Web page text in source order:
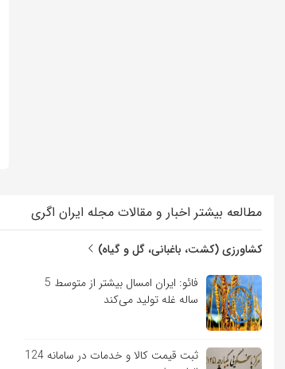
مطالعه بیشتر اخبار و مقالات مجله ایران اگری
کشاورزی (کشت، باغبانی، گل و گیاه)
فائو: ایران امسال بیشتر از متوسط 5
ساله غله تولید می‌کند
ثبت قیمت کالا و خدمات در سامانه 124